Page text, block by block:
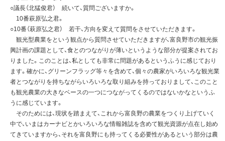
○議長（北猛俊君） 続いて、質問ございますか。
10番萩原弘之君。
○10番（萩原弘之君） 若干、方向を変えて質問をさせていただきます。
観光型農業をという観点から質問させていただきますが、富良野市の観光振
興計画の課題として、食とのつながりが薄いというような部分が提案されてお
りました。このことは、私としても非常に問題があるというふうに感じており
ます。確かに、グリーンフラッグ等々を含めて、個々の農家がいろいろな観光業
者とつながりを持ちながらいろいろな取り組みを持っておりまして、このこと
も観光農業の大きなベースの一つにつながってくるのではないかなというふ
うに感じています。
そのためには、現状を踏まえて、これから富良野の農業をつくり上げていく
中で、いまはカーナビとかいろいろな情報雑誌を含めて観光資源が点在し始め
てきていますから、それを富良野にも持ってくる必要性があるという部分は農